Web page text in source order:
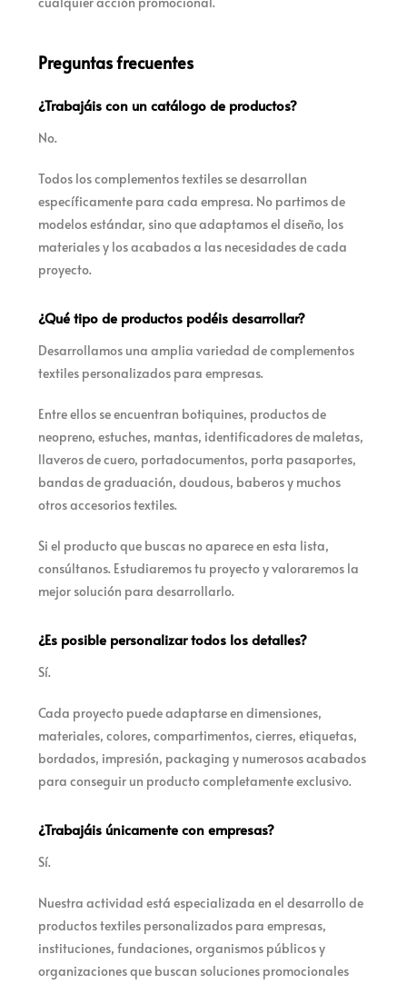
Preguntas frecuentes
¿Trabajáis con un catálogo de productos?
No.
Todos los complementos textiles se desarrollan
específicamente para cada empresa. No partimos de
modelos estándar, sino que adaptamos el diseño, los
materiales y los acabados a las necesidades de cada
proyecto.
¿Qué tipo de productos podéis desarrollar?
Desarrollamos una amplia variedad de complementos
textiles personalizados para empresas.
Entre ellos se encuentran botiquines, productos de
neopreno, estuches, mantas, identificadores de maletas,
llaveros de cuero, portadocumentos, porta pasaportes,
bandas de graduación, doudous, baberos y muchos
otros accesorios textiles.
Si el producto que buscas no aparece en esta lista,
consúltanos. Estudiaremos tu proyecto y valoraremos la
mejor solución para desarrollarlo.
¿Es posible personalizar todos los detalles?
Sí.
Cada proyecto puede adaptarse en dimensiones,
materiales, colores, compartimentos, cierres, etiquetas,
bordados, impresión, packaging y numerosos acabados
para conseguir un producto completamente exclusivo.
¿Trabajáis únicamente con empresas?
Sí.
Nuestra actividad está especializada en el desarrollo de
productos textiles personalizados para empresas,
instituciones, fundaciones, organismos públicos y
organizaciones que buscan soluciones promocionales